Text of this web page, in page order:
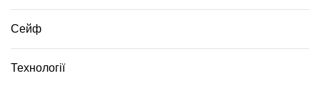
Сейф
Технології